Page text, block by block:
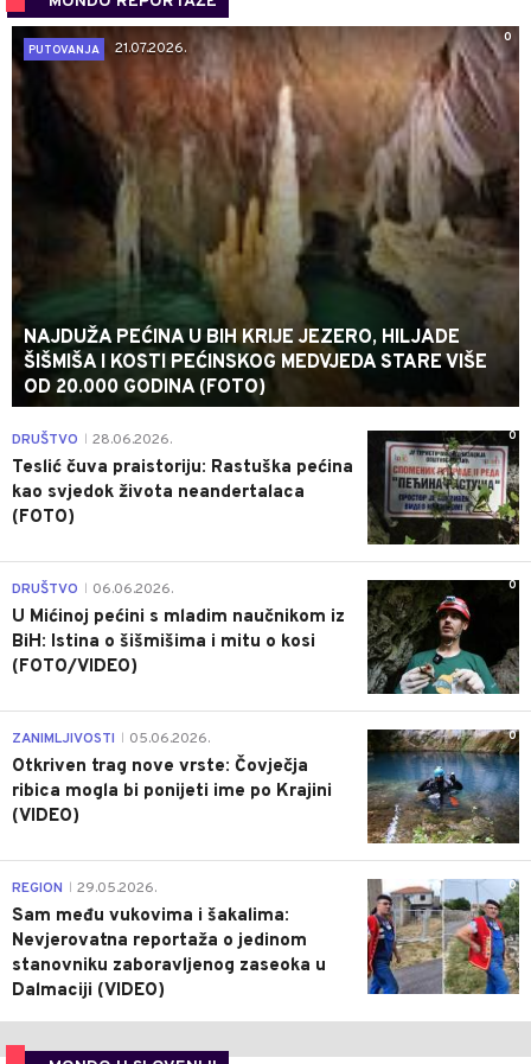
0
PUTOVANJA
21.07.2026.
NAJDUŽA PEĆINA U BIH KRIJE JEZERO, HILJADE
ŠIŠMIŠA I KOSTI PEĆINSKOG MEDVJEDA STARE VIŠE
OD 20.000 GODINA (FOTO)
0
DRUŠTVO 28.06.2026.
Teslić čuva praistoriju: Rastuška pećina
kao svjedok života neandertalaca
(FOTO)
0
DRUŠTVO 06.06.2026.
U Mićinoj pećini s mladim naučnikom iz
BiH: Istina o šišmišima i mitu o kosi
(FOTO/VIDEO)
0
ZANIMLJIVOSTI 05.06.2026.
Otkriven trag nove vrste: Čovječja
ribica mogla bi ponijeti ime po Krajini
(VIDEO)
0
REGION 29.05.2026.
Sam među vukovima i šakalima:
Nevjerovatna reportaža o jedinom
stanovniku zaboravljenog zaseoka u
Dalmaciji (VIDEO)